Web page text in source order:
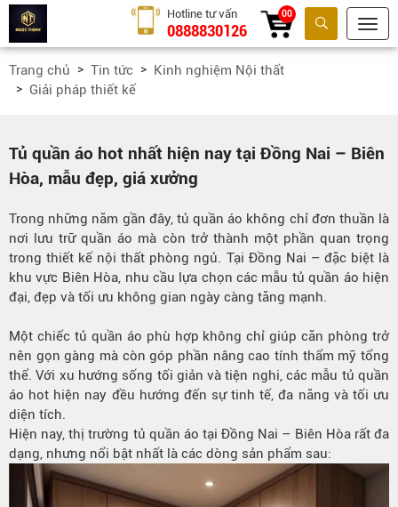
Tìm kiếm
Hotline tư vấn
0888830126
00
Trang chủ Tin tức
Kinh nghiệm Nội thất
Giải pháp thiết kế
Tủ quần áo hot nhất hiện nay tại Đồng Nai – Biên
Hòa, mẫu đẹp, giá xưởng
Trong những năm gần đây, tủ quần áo không chỉ đơn thuần là
nơi lưu trữ quần áo mà còn trở thành một phần quan trọng
trong thiết kế nội thất phòng ngủ. Tại Đồng Nai – đặc biệt là
khu vực Biên Hòa, nhu cầu lựa chọn các mẫu tủ quần áo hiện
đại, đẹp và tối ưu không gian ngày càng tăng mạnh.
Một chiếc tủ quần áo phù hợp không chỉ giúp căn phòng trở
nên gọn gàng mà còn góp phần nâng cao tính thẩm mỹ tổng
thể. Với xu hướng sống tối giản và tiện nghi, các mẫu tủ quần
áo hot hiện nay đều hướng đến sự tinh tế, đa năng và tối ưu
diện tích.
Hiện nay, thị trường tủ quần áo tại Đồng Nai – Biên Hòa rất đa
dạng, nhưng nổi bật nhất là các dòng sản phẩm sau: